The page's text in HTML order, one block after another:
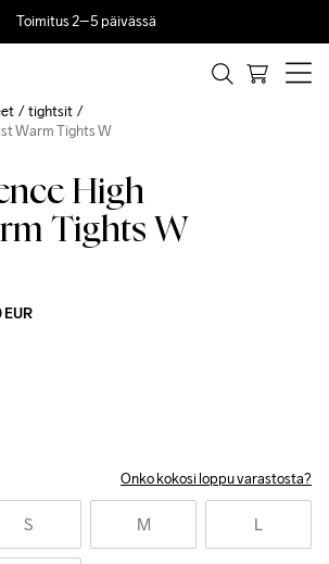
Toimitus 2–5 päivässä
High
Tights W
EUR
Onko kokosi loppu varastosta?
S M L
tightsit
Warm Tights W